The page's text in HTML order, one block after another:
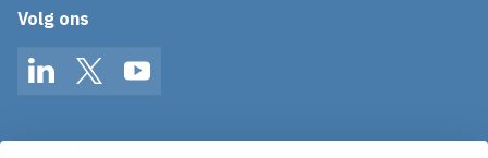
Volg ons
LinkedInTwitterYouTube